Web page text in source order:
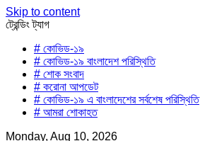
Skip to content
ট্রেন্ডিং ট্যাগ
# কোভিড-১৯
# কোভিড-১৯ বাংলাদেশ পরিস্থিতি
# শোক সংবাদ
# করোনা আপডেট
# কোভিড-১৯ এ বাংলাদেশের সর্বশেষ পরিস্থিতি
# আমরা শোকাহত
Monday, Aug 10, 2026